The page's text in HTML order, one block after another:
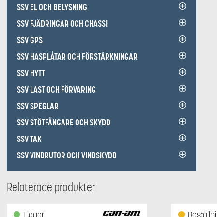
SSV EL OCH BELYSNING
SSV FJÄDRINGAR OCH CHASSI
SSV GPS
SSV HASPLÅTAR OCH FÖRSTÄRKNINGAR
SSV HYTT
SSV LAST OCH FÖRVARING
SSV SPEGLAR
SSV STÖTFÅNGARE OCH SKYDD
SSV TAK
SSV VINDRUTOR OCH VINDSKYDD
Relaterade produkter
I lager